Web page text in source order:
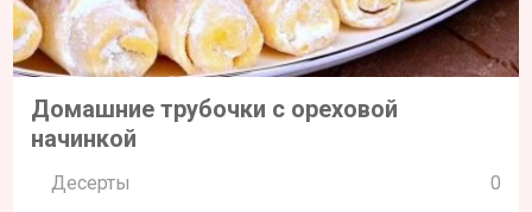
Домашние трубочки с ореховой
начинкой
Десерты 0